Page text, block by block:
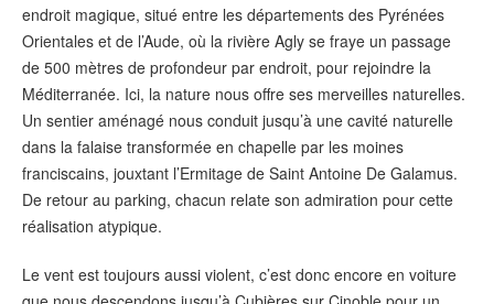
endroit magique, situé entre les départements des Pyrénées
Orientales et de l’Aude, où la rivière Agly se fraye un passage
de 500 mètres de profondeur par endroit, pour rejoindre la
Méditerranée. Ici, la nature nous offre ses merveilles naturelles.
Un sentier aménagé nous conduit jusqu’à une cavité naturelle
dans la falaise transformée en chapelle par les moines
franciscains, jouxtant l’Ermitage de Saint Antoine De Galamus.
De retour au parking, chacun relate son admiration pour cette
réalisation atypique.
Le vent est toujours aussi violent, c’est donc encore en voiture